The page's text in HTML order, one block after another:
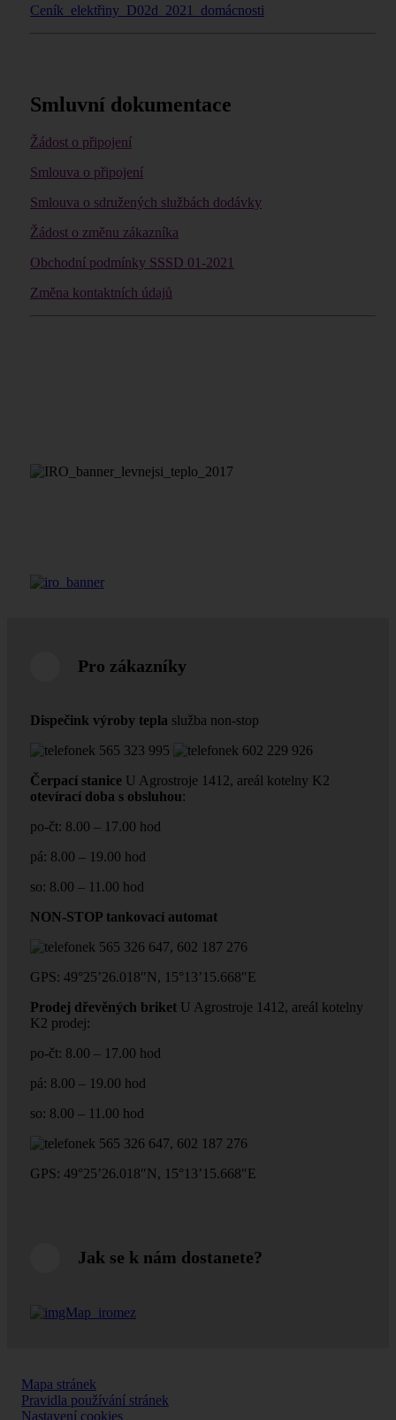
Ceník_elektřiny_D02d_2021_domácnosti
Smluvní dokumentace
Žádost o připojení
Smlouva o připojení
Smlouva o sdružených službách dodávky
Žádost o změnu zákazníka
Obchodní podmínky SSSD 01-2021
Změna kontaktních údajů
Pro zákazníky
Dispečink výroby tepla služba non-stop
565 323 995
602 229 926
Čerpací stanice U Agrostroje 1412, areál kotelny K2
otevírací doba s obsluhou:
po-čt: 8.00 – 17.00 hod
pá: 8.00 – 19.00 hod
so: 8.00 – 11.00 hod
NON-STOP tankovací automat
565 326 647, 602 187 276
GPS: 49°25’26.018″N, 15°13’15.668″E
Prodej dřevěných briket U Agrostroje 1412, areál kotelny
K2 prodej:
po-čt: 8.00 – 17.00 hod
pá: 8.00 – 19.00 hod
so: 8.00 – 11.00 hod
565 326 647, 602 187 276
GPS: 49°25’26.018″N, 15°13’15.668″E
Jak se k nám dostanete?
Mapa stránek
Pravidla používání stránek
Nastavení cookies